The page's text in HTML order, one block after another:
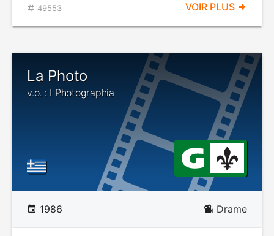
49553 VOIR PLUS
La Photo
v.o. : I Photographia
1986 Drame